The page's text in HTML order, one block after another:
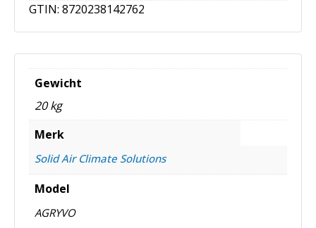
GTIN: 8720238142762
Gewicht
20 kg
Merk
Solid Air Climate Solutions
Model
AGRYVO